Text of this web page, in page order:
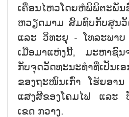
ເຄື່ອນໄຫວໂດຍຫໍພິພິຕະພັນ
ຫວຽດມາມ ສົມທົບກັບສູນ
ແລະ ວິທະຍຸ - ໂທລະພາບ
ເມື່ອມາແຫ່ງນີ້, ມະຫາຊົນ
ກັບຈຸດວັດທະນະທຳທີ່ເປັນເ
ຂອງຖະໜົນເກົ່າ ໂຮ້ຍອາ
ແສງສີຂອງໂຄມໄຟ ແລະ
ເຂດ ກວາງ.